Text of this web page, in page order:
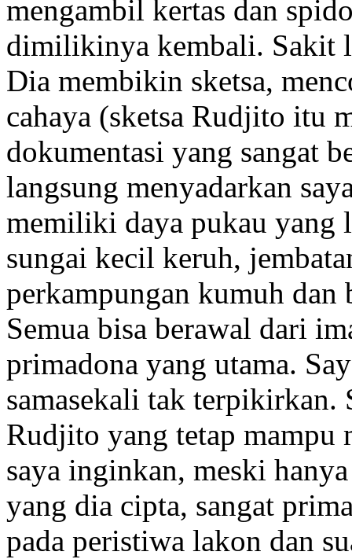
mengambil kertas dan
dimilikinya kembali. Sakit
Dia membikin sketsa,
cahaya (sketsa Rudjito itu
dokumentasi yang sangat
langsung menyadarkan
memiliki daya pukau yang
sungai kecil keruh,
perkampungan kumuh dan
Semua bisa berawal dari
primadona yang utama.
samasekali tak terpikirkan.
Rudjito yang tetap mampu
saya inginkan, meski
yang dia cipta, sangat
pada peristiwa lakon dan